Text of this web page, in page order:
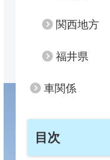
関西地方
福井県
車関係
目次